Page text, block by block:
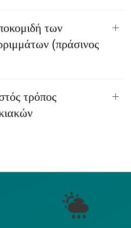
των
(πράσινος
τρόπος